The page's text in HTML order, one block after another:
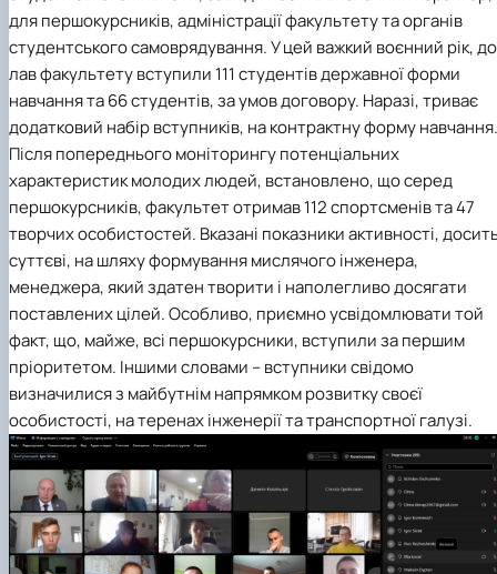
для першокурсників, адміністрації факультету та органів
студентського самоврядування. У цей важкий воєнний рік, до
лав факультету вступили 111 студентів державної форми
навчання та 66 студентів, за умов договору. Наразі, триває
додатковий набір вступників, на контрактну форму навчання.
Після попереднього моніторингу потенціальних
характеристик молодих людей, встановлено, що серед
першокурсників, факультет отримав 112 спортсменів та 47
творчих особистостей. Вказані показники активності,
суттєві, на шляху формування мислячого інженера,
менеджера, який здатен творити і наполегливо досягати
поставлених цілей. Особливо, приємно усвідомлювати той
факт, що, майже, всі першокурсники, вступили за першим
пріоритетом. Іншими словами – вступники свідомо
визначилися з майбутнім напрямком розвитку своєї
особистості, на теренах інженерії та транспортної галузі.